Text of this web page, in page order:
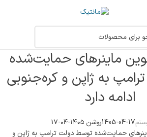
ماینرهای حمایت‌شده
به ژاپن و کره‌جنوبی
ادامه دارد
1405-04-17روشن ۱۴۰۵-۰۴-۱۷